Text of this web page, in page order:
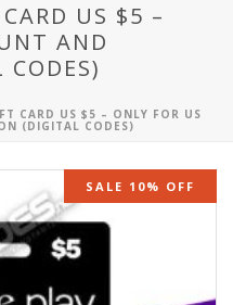
US $5 –
AND
CARD US $5 – ONLY FOR US
(DIGITAL CODES)
SALE 10% OFF